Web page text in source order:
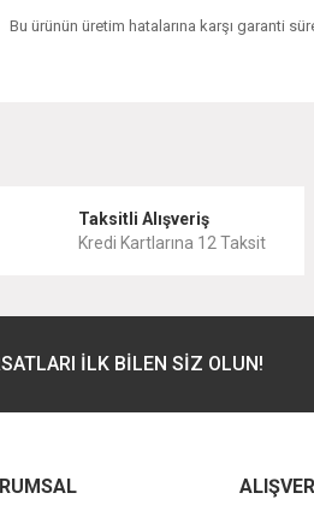
Bu ürünün üretim hatalarına karşı garanti
Ürün resmi kalitesiz, bozuk veya
Ürün fiyatı diğer sitelerden daha pahalı.
Taksitli Alışveriş
Kredi Kartlarına 12 Taksit
İLK BİLEN SİZ OLUN!